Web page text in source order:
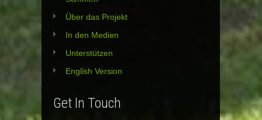
Über das Projekt
In den Medien
Unterstützen
English Version
Get In Touch